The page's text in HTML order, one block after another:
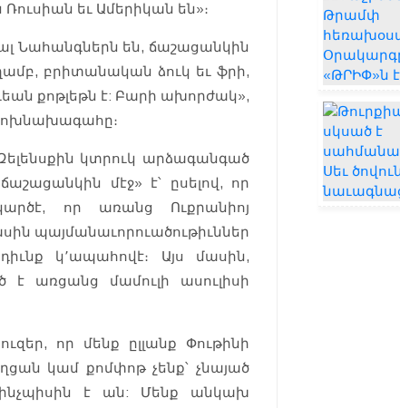
եւ Ամերիկան ​​են»։
Նահանգներն ​​են, ճաշացանկին
բրիտանական ձուկ եւ ֆրի,
քոթլեթն է: Բարի ախորժակ»,
կտրուկ արձագանգած
մէջ» է՝ ըսելով, որ
որ առանց Ուքրանիոյ
պայմանաւորուածութիւններ
կ՚ապահովէ։ Այս մասին,
է առցանց մամուլի ասուլիսի
որ մենք ըլլանք Փութինի
կամ քոմփոթ չենք՝ չնայած
է ան: Մենք անկախ